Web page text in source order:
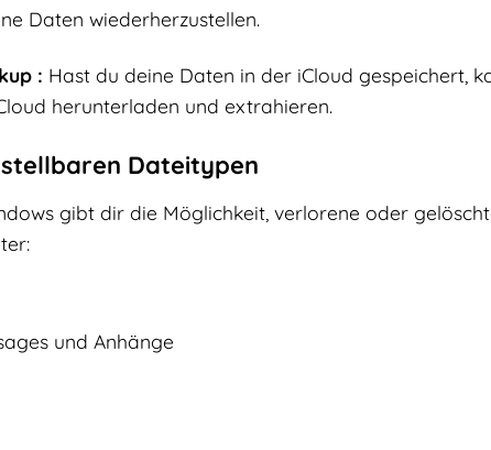
Daten wiederherzustellen.
: Hast du deine Daten in der iCloud gespeichert,
herunterladen und extrahieren.
Dateitypen
gibt dir die Möglichkeit, verlorene oder
und Anhänge